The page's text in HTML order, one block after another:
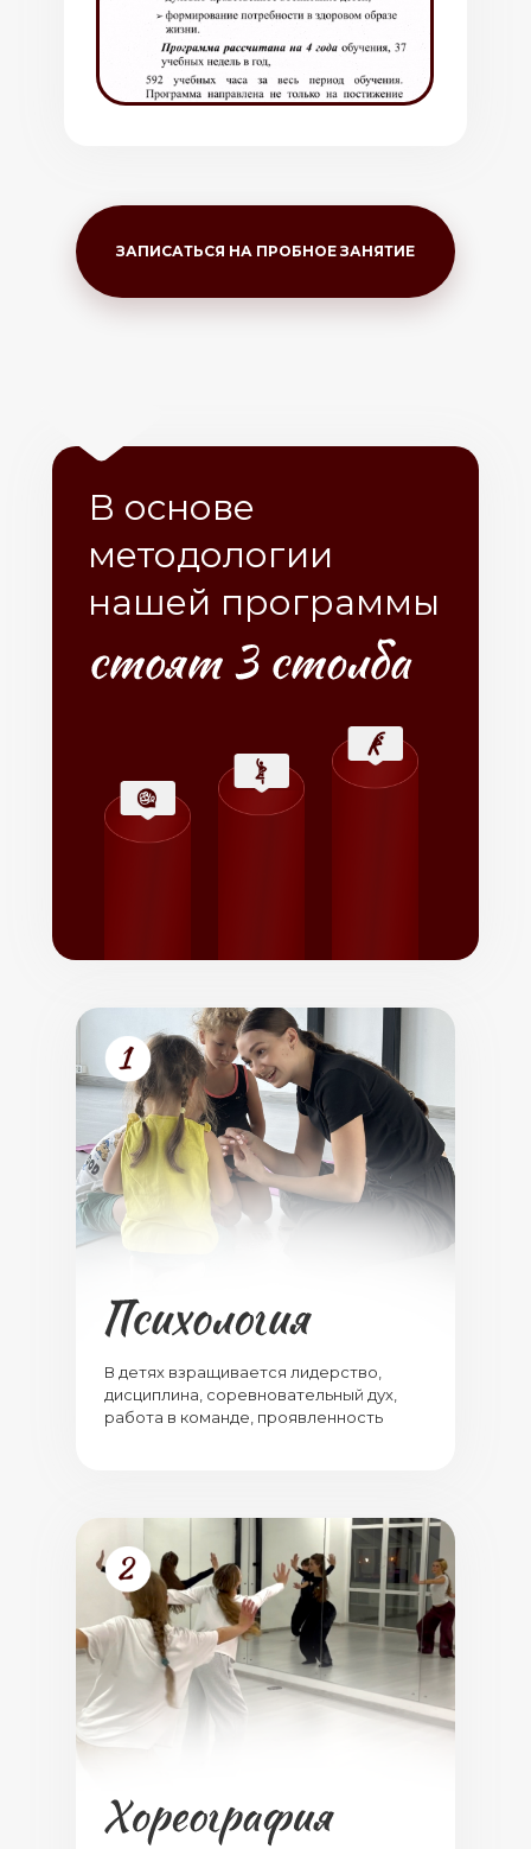
ЗАПИСАТЬСЯ НА ПРОБНОЕ ЗАНЯТИЕ
В детях взращивается лидерство,
дисциплина, соревновательный дух,
работа в команде, проявленность
В основе
методологии
нашей программы